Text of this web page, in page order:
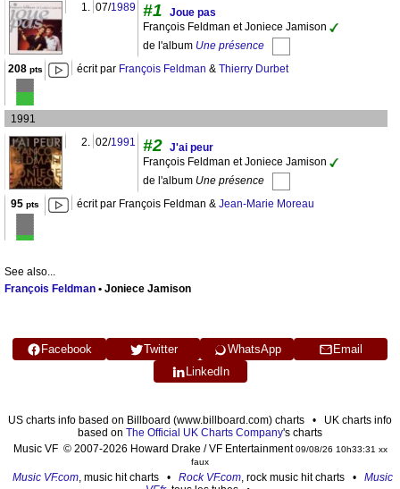
1. 07/1989 #1
Joue pas
François Feldman et Joniece Jamison
de l'album Une présence
208pts écrit par François Feldman & Thierry Durbet
1991
2. 02/1991 #2 J'ai peur
François Feldman et Joniece Jamison
de l'album Une présence
95 pts écrit par François Feldman & Jean-Marie Moreau
See also...
François Feldman • Joniece Jamison
Facebook Twitter WhatsApp
Email
LinkedIn
US charts info based on Billboard (www.billboard.com) charts • UK charts info
based on The Official UK Charts Company's charts
Music VF © 2007-2026 Howard Drake / VF Entertainment09/08/26 10h33:31 xx
faux
Music VF.com, music hit charts • Rock VF.com, rock music hit charts • Music